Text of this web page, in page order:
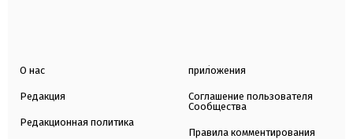
О нас
Редакция
Редакционная политика
приложения
Соглашение пользователя
Сообщества
Правила комментирования